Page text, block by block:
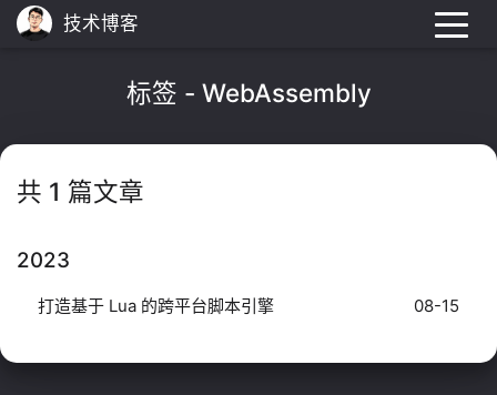
技术博客
标签 - WebAssembly
共 1 篇文章
2023
打造基于 Lua 的跨平台脚本引擎 08-15